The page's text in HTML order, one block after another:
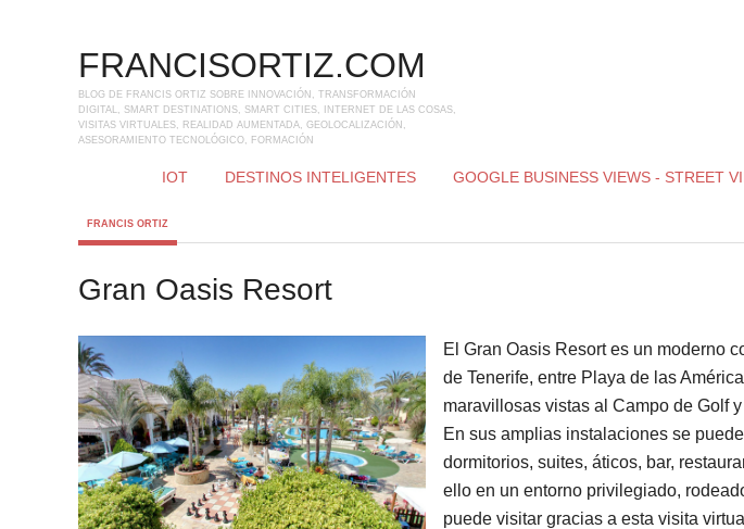
FRANCISORTIZ.COM
BLOG DE FRANCIS ORTIZ SOBRE INNOVACIÓN, TRANSFORMACIÓN
DIGITAL, SMART DESTINATIONS, SMART CITIES, INTERNET DE LAS COSAS,
VISITAS VIRTUALES, REALIDAD AUMENTADA, GEOLOCALIZACIÓN,
ASESORAMIENTO TECNOLÓGICO, FORMACIÓN
IOT DESTINOS INTELIGENTES GOOGLE BUSINESS VIEWS - STREET
FRANCIS ORTIZ
Gran Oasis Resort
El Gran Oasis Resort es un moderno
de Tenerife, entre Playa de las
maravillosas vistas al Campo de Golf y
En sus amplias instalaciones se
dormitorios, suites, áticos, bar,
ello en un entorno privilegiado,
puede visitar gracias a esta visita